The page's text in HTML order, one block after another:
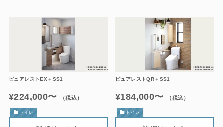
ピュアレストEX＋SS1
¥224,000〜 （税込）
トイレ
ピュアレストQR＋SS1
¥184,000〜 （税込）
トイレ